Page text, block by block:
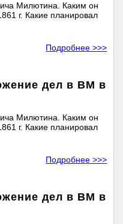
Милютина. Каким он
г. Какие планировал
Подробнее >>>
дел в ВМ в
Милютина. Каким он
г. Какие планировал
Подробнее >>>
дел в ВМ в